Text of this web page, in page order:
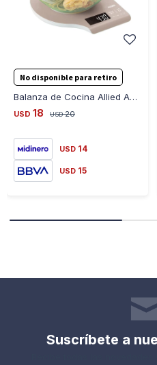
No disponible para retiro
Balanza de Cocina Allied AL-KS06 5KG
USD 18 USD 20
USD 14
USD 15
Suscríbete a